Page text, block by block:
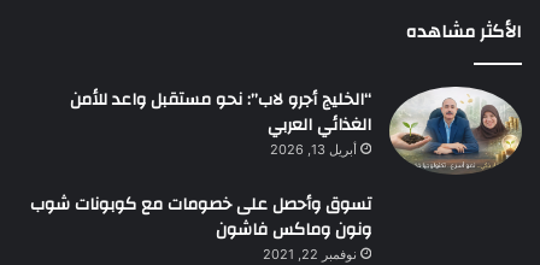
الأكثر مشاهده
“الخليج أجرو لاب”: نحو مستقبل واعد للأمن
الغذائي العربي
أبريل 13, 2026
تسوق وأحصل على خصومات مع كوبونات شوب
ونون وماكس فاشون
نوفمبر 22, 2021